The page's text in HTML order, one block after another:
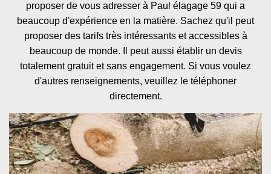
proposer de vous adresser à Paul élagage 59 qui a
beaucoup d'expérience en la matière. Sachez qu'il peut
proposer des tarifs très intéressants et accessibles à
beaucoup de monde. Il peut aussi établir un devis
totalement gratuit et sans engagement. Si vous voulez
d'autres renseignements, veuillez le téléphoner
directement.